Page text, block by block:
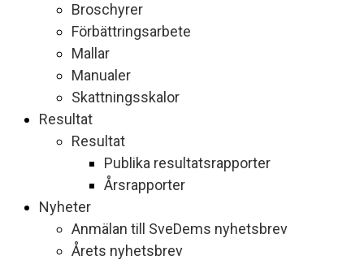
Broschyrer
Förbättringsarbete
Mallar
Manualer
Skattningsskalor
Resultat
Resultat
Publika resultatsrapporter
Årsrapporter
Nyheter
Anmälan till SveDems nyhetsbrev
Årets nyhetsbrev